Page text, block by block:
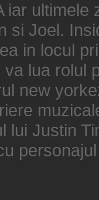
iar
si Joel.
in locul
lua rolul
new
lui Justin